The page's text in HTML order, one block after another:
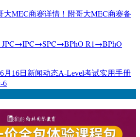
大MEC商赛详情！附哥大MEC商赛备
JPC→IPC→SPC→BPhO R1→BPhO
月16日 分
新闻动态标
A-Level考试实用手册
6